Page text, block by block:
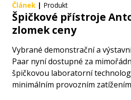
Článek | Produkt
Špičkové přístroje
zlomek ceny
Vybrané demonstrační a
Paar nyní dostupné za
špičkovou laboratorní
minimálním provozním